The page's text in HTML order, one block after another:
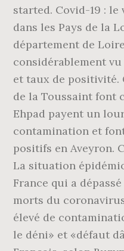
started. Covid-19 :
dans les Pays de la
département de
considérablement
et taux de positivité.
de la Toussaint font
Ehpad payent un
contamination et
positifs en Aveyron.
La situation
France qui a
morts du
élevé de
le déni» et «défaut